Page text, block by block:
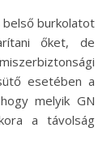
belső burkolatot
őket, de
esetében a
melyik GN
a távolság